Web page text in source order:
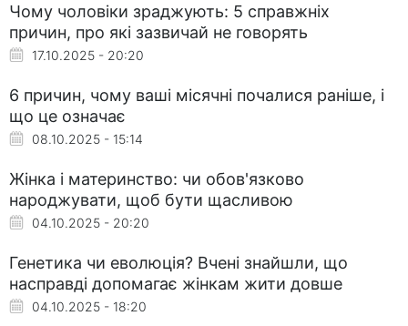
Чому чоловіки зраджують: 5 справжніх
причин, про які зазвичай не говорять
17.10.2025 - 20:20
6 причин, чому ваші місячні почалися раніше, і
що це означає
08.10.2025 - 15:14
Жінка і материнство: чи обов'язково
народжувати, щоб бути щасливою
04.10.2025 - 20:20
Генетика чи еволюція? Вчені знайшли, що
насправді допомагає жінкам жити довше
04.10.2025 - 18:20